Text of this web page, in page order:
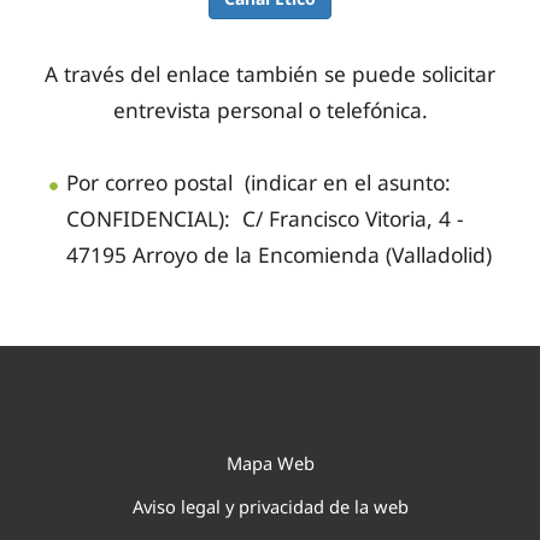
A través del enlace también se puede solicitar
entrevista personal o telefónica.
Por correo postal (indicar en el asunto:
CONFIDENCIAL): C/ Francisco Vitoria, 4 -
47195 Arroyo de la Encomienda (Valladolid)
Mapa Web
Aviso legal y privacidad de la web